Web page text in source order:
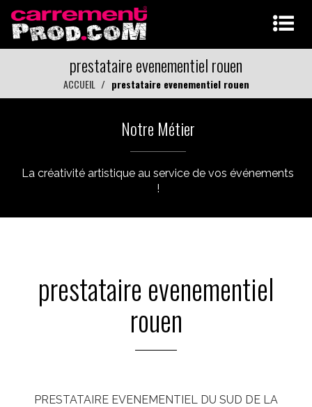
prestataire evenementiel rouen
ACCUEIL prestataire evenementiel rouen
Notre Métier
La créativité artistique au service de vos événements
!
prestataire evenementiel
rouen
PRESTATAIRE EVENEMENTIEL DU SUD DE LA